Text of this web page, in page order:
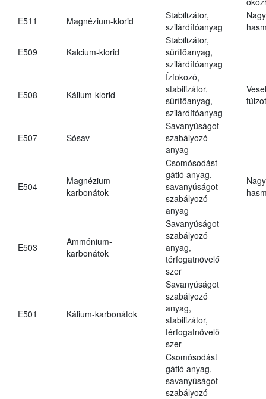
E511
Magnézium-klorid
Stabilizátor,
szilárdítóanyag
E509 Kalcium-klorid
Stabilizátor,
sűrítőanyag,
szilárdítóanyag
E508 Kálium-klorid
Ízfokozó,
stabilizátor,
sűrítőanyag,
szilárdítóanyag
E507 Sósav
Savanyúságot
szabályozó
anyag
E504
Magnézium-
karbonátok
Csomósodást
gátló anyag,
savanyúságot
szabályozó
anyag
E503
Ammónium-
karbonátok
Savanyúságot
szabályozó
anyag,
térfogatnövelő
szer
E501 Kálium-karbonátok
Savanyúságot
szabályozó
anyag,
stabilizátor,
térfogatnövelő
szer
Csomósodást
gátló anyag,
savanyúságot
szabályozó